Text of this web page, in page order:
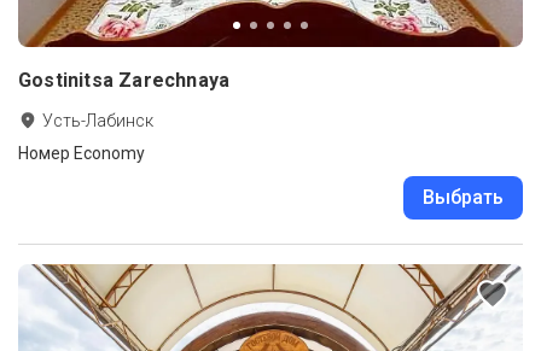
Gostinitsa Zarechnaya
Усть-Лабинск
Номер Economy
Выбрать